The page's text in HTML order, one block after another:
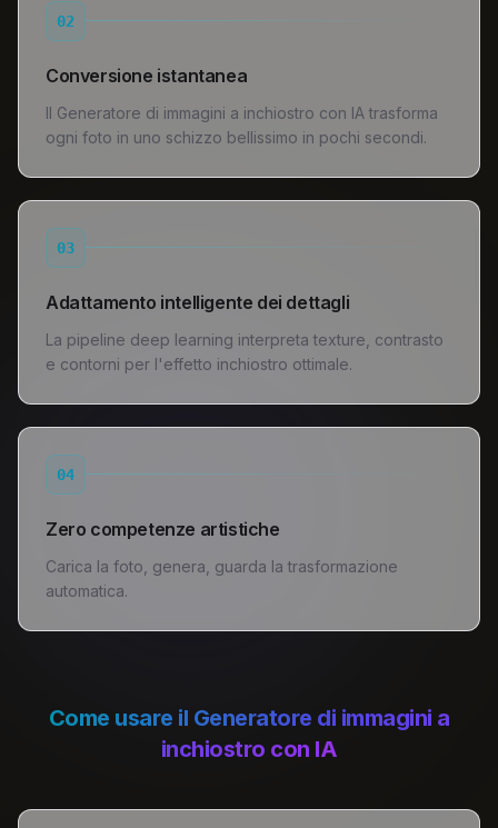
02
Conversione istantanea
Il Generatore di immagini a inchiostro con IA trasforma
ogni foto in uno schizzo bellissimo in pochi secondi.
03
Adattamento intelligente dei dettagli
La pipeline deep learning interpreta texture, contrasto
e contorni per l'effetto inchiostro ottimale.
04
Zero competenze artistiche
Carica la foto, genera, guarda la trasformazione
automatica.
Come usare il Generatore di immagini a
inchiostro con IA